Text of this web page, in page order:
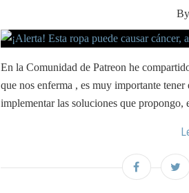
En la Comunidad de Patreon he
que nos enferma , es muy importante
implementar las soluciones que propongo,